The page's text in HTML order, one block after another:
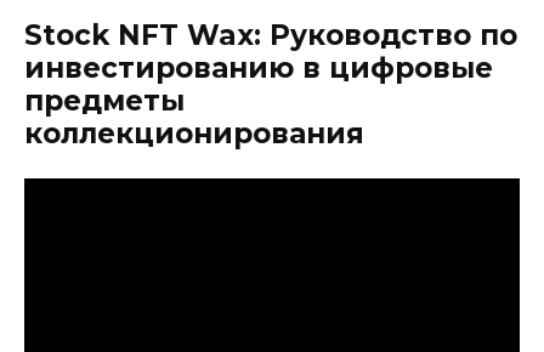
Stock NFT Wax: Руководство по
инвестированию в цифровые
предметы
коллекционирования